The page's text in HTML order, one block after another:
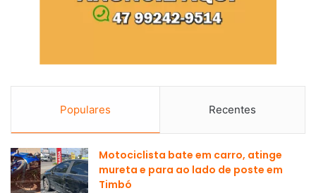
Populares Recentes
Motociclista bate em carro, atinge
mureta e para ao lado de poste em
Timbó